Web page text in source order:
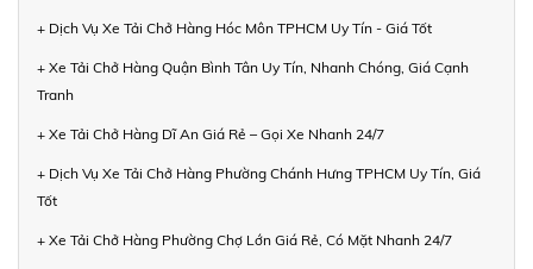
+ Dịch Vụ Xe Tải Chở Hàng Hóc Môn TPHCM Uy Tín - Giá Tốt
+ Xe Tải Chở Hàng Quận Bình Tân Uy Tín, Nhanh Chóng, Giá Cạnh
Tranh
+ Xe Tải Chở Hàng Dĩ An Giá Rẻ – Gọi Xe Nhanh 24/7
+ Dịch Vụ Xe Tải Chở Hàng Phường Chánh Hưng TPHCM Uy Tín, Giá
Tốt
+ Xe Tải Chở Hàng Phường Chợ Lớn Giá Rẻ, Có Mặt Nhanh 24/7